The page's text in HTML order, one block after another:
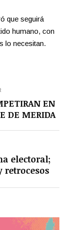
que seguirá
humano, con
lo necesitan.
EN
DE MERIDA
electoral;
retrocesos